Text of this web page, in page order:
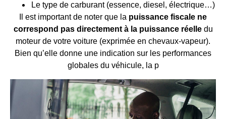
Le type de carburant (essence, diesel, électrique…)
Il est important de noter que la puissance fiscale ne
correspond pas directement à la puissance réelledu
moteur de votre voiture (exprimée en chevaux-vapeur).
Bien qu’elle donne une indication sur les performances
globales du véhicule, la p